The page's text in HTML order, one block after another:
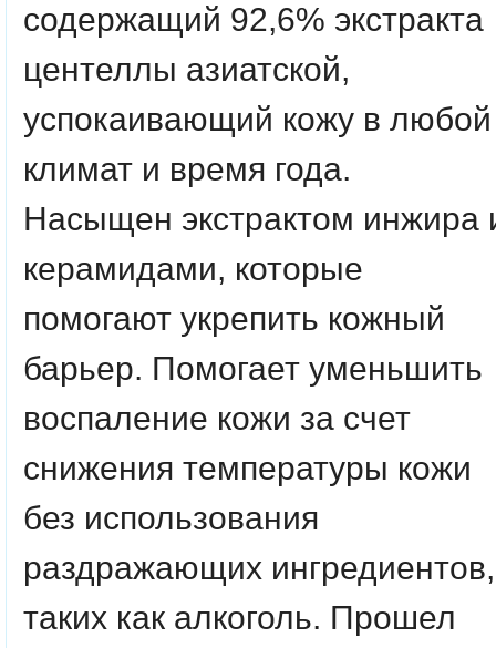
содержащий 92,6% экстракта
центеллы азиатской,
успокаивающий кожу в любой
климат и время года.
Насыщен экстрактом инжира
керамидами, которые
помогают укрепить кожный
барьер. Помогает уменьшить
воспаление кожи за счет
снижения температуры кожи
без использования
раздражающих ингредиентов,
таких как алкоголь. Прошел